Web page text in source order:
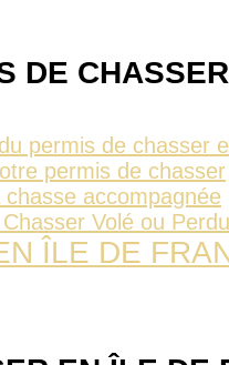
DE CHASSER
permis de chasser
permis de chasser
chasse accompagnée
Volé ou Perdu
ÎLE DE